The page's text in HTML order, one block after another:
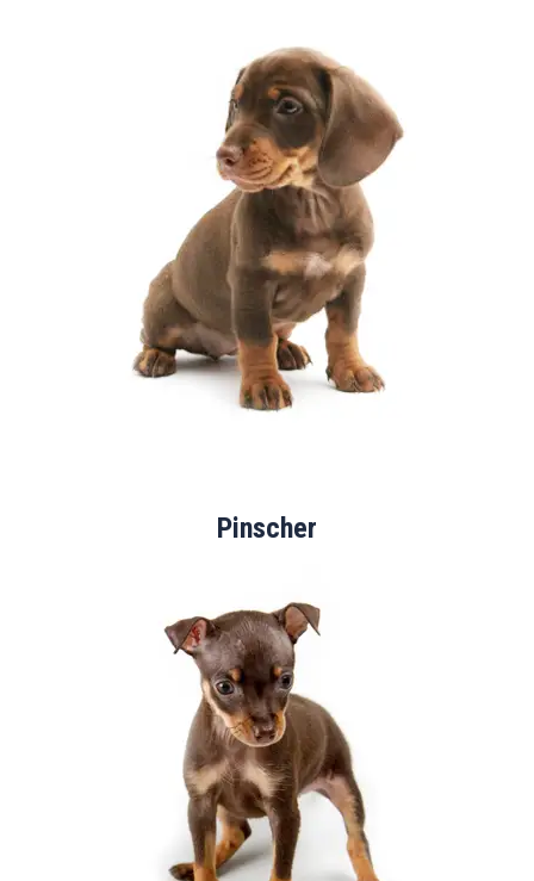
Pinscher